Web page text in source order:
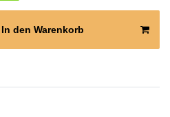
In den Warenkorb